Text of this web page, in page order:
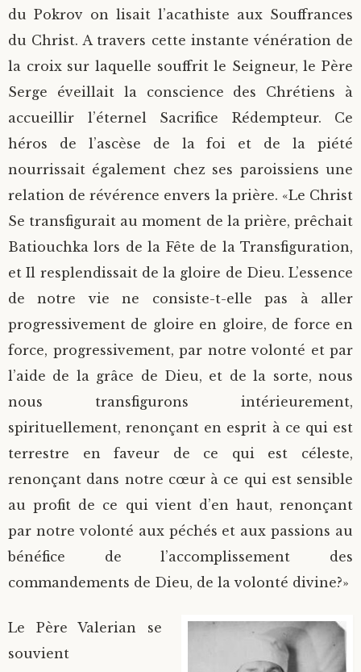
du Pokrov on lisait l’acathiste aux Souffrances
du Christ. A travers cette instante vénération de
la croix sur laquelle souffrit le Seigneur, le Père
Serge éveillait la conscience des Chrétiens à
accueillir l’éternel Sacrifice Rédempteur. Ce
héros de l’ascèse de la foi et de la piété
nourrissait également chez ses paroissiens une
relation de révérence envers la prière. «Le Christ
Se transfigurait au moment de la prière, prêchait
Batiouchka lors de la Fête de la Transfiguration,
et Il resplendissait de la gloire de Dieu. L’essence
de notre vie ne consiste-t-elle pas à aller
progressivement de gloire en gloire, de force en
force, progressivement, par notre volonté et par
l’aide de la grâce de Dieu, et de la sorte, nous
nous transfigurons intérieurement,
spirituellement, renonçant en esprit à ce qui est
terrestre en faveur de ce qui est céleste,
renonçant dans notre cœur à ce qui est sensible
au profit de ce qui vient d’en haut, renonçant
par notre volonté aux péchés et aux passions au
bénéfice de l’accomplissement des
commandements de Dieu, de la volonté divine?»
Le Père Valerian se
souvient